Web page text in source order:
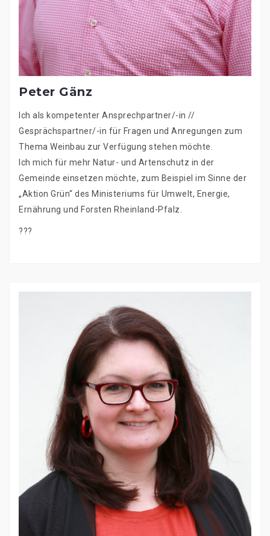
Peter Gänz
Ich als kompetenter Ansprechpartner/-in //
Gesprächspartner/-in für Fragen und Anregungen zum
Thema Weinbau zur Verfügung stehen möchte.
Ich mich für mehr Natur- und Artenschutz in der
Gemeinde einsetzen möchte, zum Beispiel im Sinne der
„Aktion Grün“ des Ministeriums für Umwelt, Energie,
Ernährung und Forsten Rheinland-Pfalz.
???